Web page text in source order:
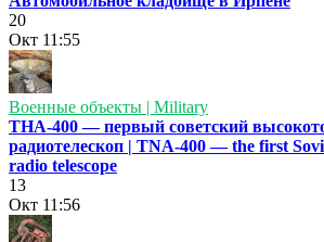
20
Окт 11:55
Военные объекты | Military
ТНА-400 — первый советский
радиотелескоп | TNA-400 — the first
radio telescope
13
Окт 11:56